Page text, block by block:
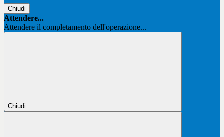
Chiudi
Attendere...
Attendere il completamento dell'operazione...
Chiudi